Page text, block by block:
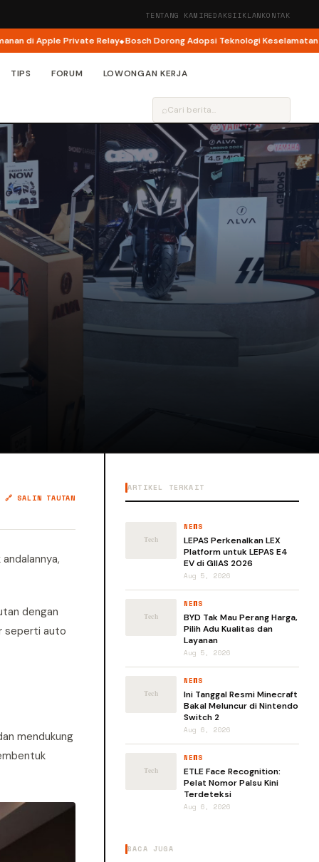
TENTANG KAMIREDAKSIIKLANKONTAK
Relay Bosch Dorong Adopsi Teknologi Keselamatan Jadi Fokus
TIPS FORUM LOWONGAN KERJA
⌕
🔗 SALIN TAUTAN
dengan
seperti auto
mendukung
ARTIKEL TERKAIT
NEWS
LEPAS Perkenalkan LEX
Platform untuk LEPAS E4
EV di GIIAS 2026
Aug 5, 2026
NEWS
BYD Tak Mau Perang Harga,
Pilih Adu Kualitas dan
Layanan
Aug 5, 2026
NEWS
Ini Tanggal Resmi Minecraft
Bakal Meluncur di Nintendo
Switch 2
Aug 6, 2026
NEWS
ETLE Face Recognition:
Pelat Nomor Palsu Kini
Terdeteksi
Aug 6, 2026
BACA JUGA